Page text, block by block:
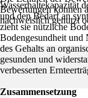
Wasserhaltekapazität
und den Bedarf an
zieht sie nützliche
Bodengesundheit und
des Gehalts an
gesunden und
verbesserten
Zusammensetzung
Bewertungen können
nachweislich genutzt